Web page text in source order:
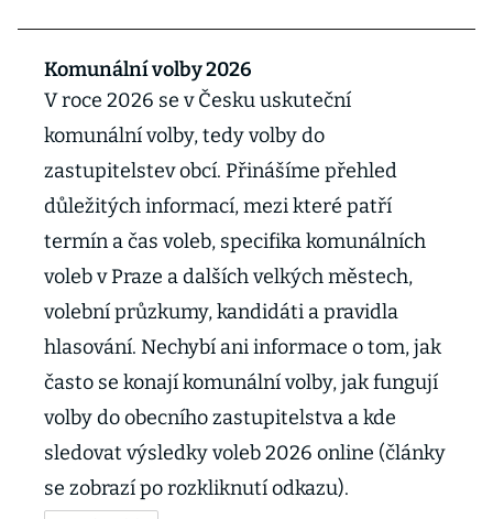
Komunální volby 2026
V roce 2026 se v Česku uskuteční
komunální volby, tedy volby do
zastupitelstev obcí. Přinášíme přehled
důležitých informací, mezi které patří
termín a čas voleb, specifika komunálních
voleb v Praze a dalších velkých městech,
volební průzkumy, kandidáti a pravidla
hlasování. Nechybí ani informace o tom, jak
často se konají komunální volby, jak fungují
volby do obecního zastupitelstva a kde
sledovat výsledky voleb 2026 online (články
se zobrazí po rozkliknutí odkazu).